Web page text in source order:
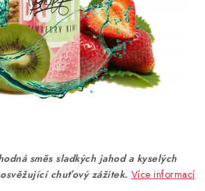
směs sladkých jahod a kyselých
chuťový zážitek. Více informací